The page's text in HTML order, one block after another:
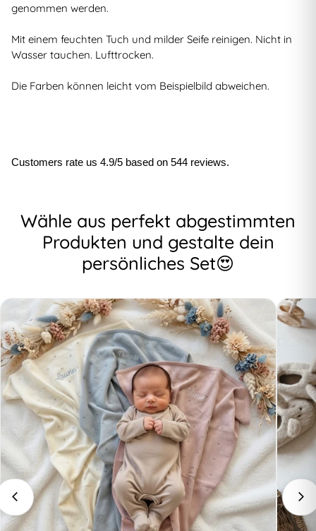
genommen werden.
Mit einem feuchten Tuch und milder Seife reinigen. Nicht in
Wasser tauchen. Lufttrocken.
Die Farben können leicht vom Beispielbild abweichen.
Customers rate us 4.9/5 based on 544 reviews.
Wähle aus perfekt abgestimmten
Produkten und gestalte dein
persönliches Set😍